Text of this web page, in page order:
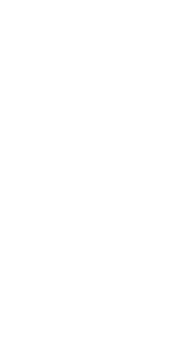
Kindergartenbeutel/
zzgl.
Schnell
Turnbeutel